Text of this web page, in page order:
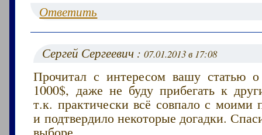
Ответить
Сергей Сергеевич :07.01.2013 в 17:08
Прочитал с интересом вашу статью
1000$, даже не буду прибегать к
т.к. практически всё совпало с моими
и подтвердило некоторые догадки.